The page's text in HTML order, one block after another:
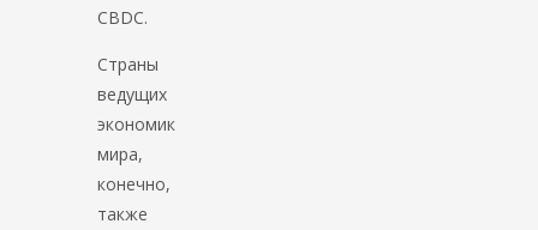
CBDC.
Страны
ведущих
экономик
мира,
конечно,
также